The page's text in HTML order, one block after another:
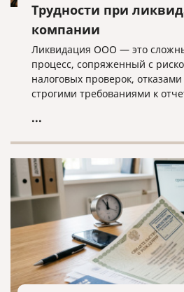
Трудности при
компании
Ликвидация ООО — это
процесс, сопряженный с
налоговых проверок,
строгими требованиями к
бизнеса, критерии
...